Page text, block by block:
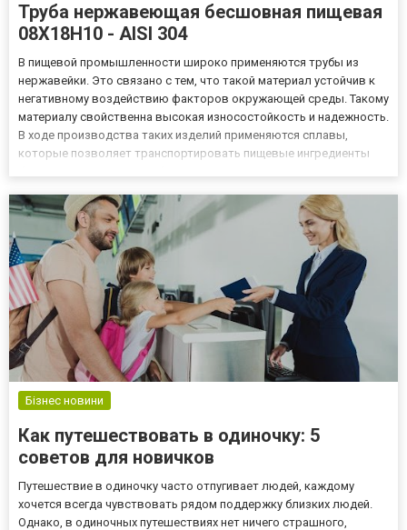
Труба нержавеющая бесшовная пищевая
08Х18Н10 - AISI 304
В пищевой промышленности широко применяются трубы из
нержавейки. Это связано с тем, что такой материал устойчив к
негативному воздействию факторов окружающей среды. Такому
материалу свойственна высокая износостойкость и надежность.
В ходе производства таких изделий применяются сплавы,
которые позволяет транспортировать пищевые ингредиенты
можно приобрести ч...
Бізнес новини
Как путешествовать в одиночку: 5
советов для новичков
Путешествие в одиночку часто отпугивает людей, каждому
хочется всегда чувствовать рядом поддержку близких людей.
Однако, в одиночных путешествиях нет ничего страшного,